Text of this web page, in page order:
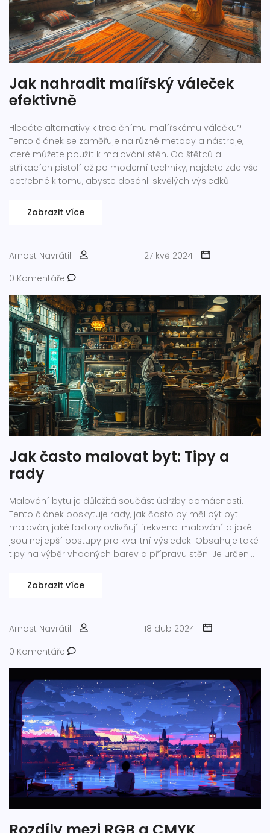
Jak nahradit malířský váleček
efektivně
Hledáte alternativy k tradičnímu malířskému válečku?
Tento článek se zaměřuje na různé metody a nástroje,
které můžete použít k malování stěn. Od štětců a
stříkacích pistolí až po moderní techniky, najdete zde vše
potřebné k tomu, abyste dosáhli skvělých výsledků.
Zobrazit více
Arnost Navrátil
27 kvě 2024
0 Komentáře
Jak často malovat byt: Tipy a
rady
Malování bytu je důležitá součást údržby domácnosti.
Tento článek poskytuje rady, jak často by měl být byt
malován, jaké faktory ovlivňují frekvenci malování a jaké
jsou nejlepší postupy pro kvalitní výsledek. Obsahuje také
tipy na výběr vhodných barev a přípravu stěn. Je určen
krásný.Zobrazit více
Arnost Navrátil
18 dub 2024
0 Komentáře